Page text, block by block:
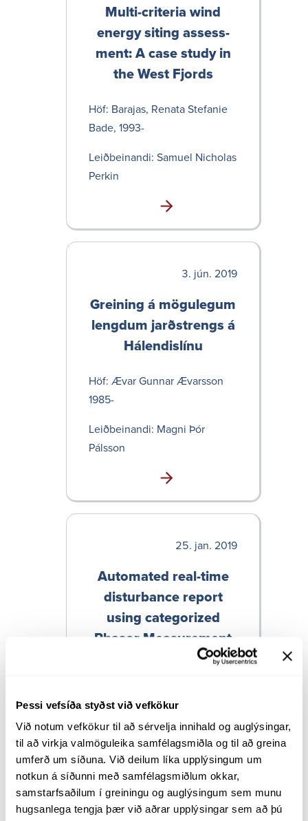
Þessi vefsíða styðst við vefkökur
Við notum vefkökur til að sérvelja innihald og auglýsingar,
til að virkja valmöguleika samfélagsmiðla og til að greina
umferð um síðuna. Við deilum líka upplýsingum um
notkun á síðunni með samfélagsmiðlum okkar,
samstarfsaðilum í greiningu og auglýsingum sem munu
hugsanlega tengja þær við aðrar upplýsingar sem að þú
Multi-c­riteria wind
energy siting assess­
ment: A case study in
the West Fjords
Höf: Barajas, Renata Stef­anie
Bade, 1993-
Leið­bein­andi: Samuel Nicholas
Perkin
jún. 2019
Greining á mögu­legum
lengdum jarð­strengs á
Hálend­is­línu
Höf: Ævar Gunnar Ævarsson
1985-
Leið­bein­andi: Magni Þór
Pálsson
jan. 2019
Autom­ated real-time
dist­ur­bance report
using categ­orized
Phasor Measurement
Unit (PMU) event data
Leið­bein­andi: Birkir Heim­isson